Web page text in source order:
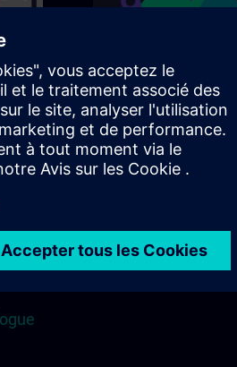
SITRAIN dans votre
région
Tout ce qui compte
jour, contacts
plus en un coup d'œil.
Explorer la région